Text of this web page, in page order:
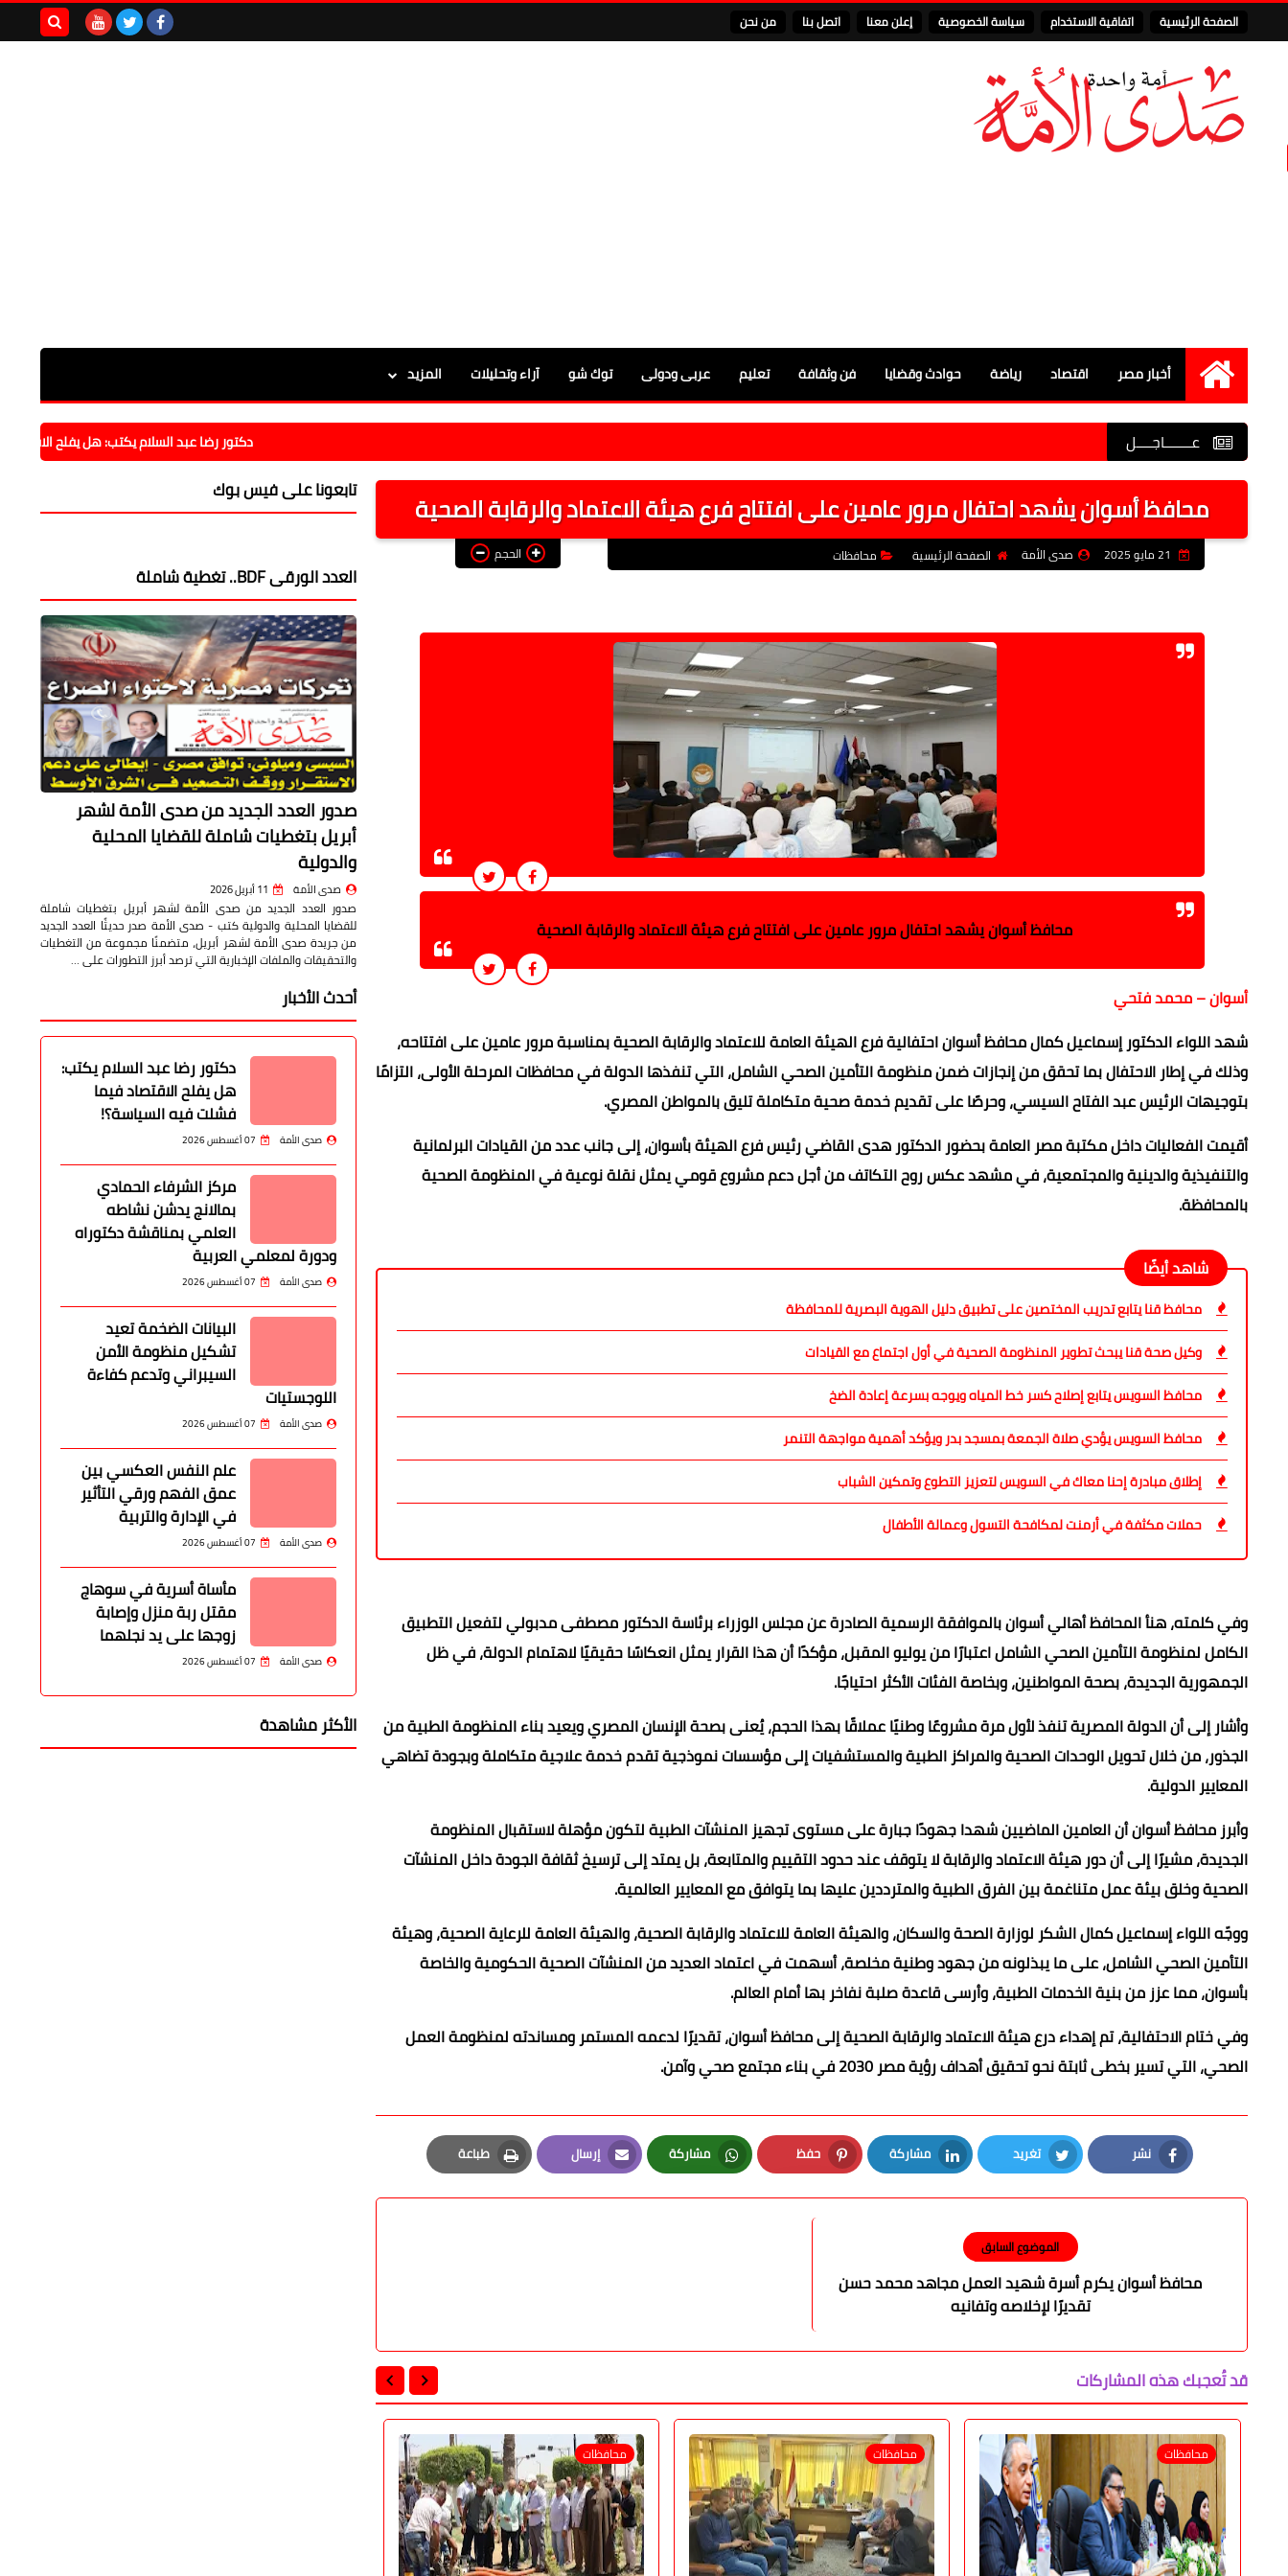
الصفحة الرئيسية اتفاقية الاستخدام سياسة الخصوصية إعلن معنا اتصل بنا من نحن
الرئيسية
أخبار مصر اقتصاد رياضة حوادث وقضايا فن وثقافة تعليم عربى ودولى توك شو آراء وتحليلات المزيد
عـــــــاجــــل دكتور رضا عبد السلام يكتب: هل يفلح الاقتصاد فيما
محافظ أسوان يشهد احتفال مرور عامين على افتتاح فرع هيئة الاعتماد والرقابة الصحية
صدى الأمة الصفحة الرئيسية محافظات الحجم
محافظ أسوان يشهد احتفال مرور عامين على افتتاح فرع هيئة الاعتماد والرقابة الصحية
أسوان – محمد فتحي
شهد اللواء الدكتور إسماعيل كمال محافظ أسوان احتفالية فرع الهيئة العامة للاعتماد والرقابة الصحية بمناسبة مرور عامين على افتتاحه،
وذلك في إطار الاحتفال بما تحقق من إنجازات ضمن منظومة التأمين الصحي الشامل، التي تنفذها الدولة في محافظات المرحلة الأولى، التزامًا
بتوجيهات الرئيس عبد الفتاح السيسي، وحرصًا على تقديم خدمة صحية متكاملة تليق بالمواطن المصري.
أقيمت الفعاليات داخل مكتبة مصر العامة بحضور الدكتور هدى القاضي رئيس فرع الهيئة بأسوان، إلى جانب عدد من القيادات البرلمانية
والتنفيذية والدينية والمجتمعية، في مشهد عكس روح التكاتف من أجل دعم مشروع قومي يمثل نقلة نوعية في المنظومة الصحية
بالمحافظة.
شاهد أيضًا
محافظ قنا يتابع تدريب المختصين على تطبيق دليل الهوية البصرية للمحافظة
وكيل صحة قنا يبحث تطوير المنظومة الصحية في أول اجتماع مع القيادات
محافظ السويس يتابع إصلاح كسر خط المياه ويوجه بسرعة إعادة الضخ
محافظ السويس يؤدي صلاة الجمعة بمسجد بدر ويؤكد أهمية مواجهة التنمر
إطلاق مبادرة إحنا معاك في السويس لتعزيز التطوع وتمكين الشباب
حملات مكثفة في أرمنت لمكافحة التسول وعمالة الأطفال
وفي كلمته، هنأ المحافظ أهالي أسوان بالموافقة الرسمية الصادرة عن مجلس الوزراء برئاسة الدكتور مصطفى مدبولي لتفعيل التطبيق
الكامل لمنظومة التأمين الصحي الشامل اعتبارًا من يوليو المقبل، مؤكدًا أن هذا القرار يمثل انعكاسًا حقيقيًا لاهتمام الدولة، في ظل
الجمهورية الجديدة، بصحة المواطنين، وبخاصة الفئات الأكثر احتياجًا.
وأشار إلى أن الدولة المصرية تنفذ لأول مرة مشروعًا وطنيًا عملاقًا بهذا الحجم، يُعنى بصحة الإنسان المصري ويعيد بناء المنظومة الطبية من
الجذور، من خلال تحويل الوحدات الصحية والمراكز الطبية والمستشفيات إلى مؤسسات نموذجية تقدم خدمة علاجية متكاملة وبجودة تضاهي
المعايير الدولية.
وأبرز محافظ أسوان أن العامين الماضيين شهدا جهودًا جبارة على مستوى تجهيز المنشآت الطبية لتكون مؤهلة لاستقبال المنظومة
الجديدة، مشيرًا إلى أن دور هيئة الاعتماد والرقابة لا يتوقف عند حدود التقييم والمتابعة، بل يمتد إلى ترسيخ ثقافة الجودة داخل المنشآت
الصحية وخلق بيئة عمل متناغمة بين الفرق الطبية والمترددين عليها بما يتوافق مع المعايير العالمية.
ووجّه اللواء إسماعيل كمال الشكر لوزارة الصحة والسكان، والهيئة العامة للاعتماد والرقابة الصحية، والهيئة العامة للرعاية الصحية، وهيئة
التأمين الصحي الشامل، على ما يبذلونه من جهود وطنية مخلصة، أسهمت في اعتماد العديد من المنشآت الصحية الحكومية والخاصة
بأسوان، مما عزز من بنية الخدمات الطبية، وأرسى قاعدة صلبة نفاخر بها أمام العالم.
وفي ختام الاحتفالية، تم إهداء درع هيئة الاعتماد والرقابة الصحية إلى محافظ أسوان، تقديرًا لدعمه المستمر ومساندته لمنظومة العمل
الصحي، التي تسير بخطى ثابتة نحو تحقيق أهداف رؤية مصر 2030 في بناء مجتمع صحي وآمن.
نشر
Facebook
تغريد
Twitter
مشاركة
LinkedIn
حفظ
Pinterest
مشاركة
Whatsapp
إرسال
Email
طباعة
Print
الموضوع السابق
محافظ أسوان يكرم أسرة شهيد العمل مجاهد محمد حسن
تقديرًا لإخلاصه وتفانيه
قد تُعجبك هذه المشاركات
محافظات محافظات محافظات
تابعونا على فيس بوك
العدد الورقى BDF.. تغطية شاملة
صدور العدد الجديد من صدى الأمة لشهر
أبريل بتغطيات شاملة للقضايا المحلية
والدولية
صدى الأمة 11 أبريل 2026
صدور العدد الجديد من صدى الأمة لشهر أبريل بتغطيات شاملة
للقضايا المحلية والدولية كتب - صدى الأمة صدر حديثًا العدد الجديد
من جريدة صدى الأمة لشهر أبريل، متضمنًا مجموعة من التغطيات
والتحقيقات والملفات الإخبارية التي ترصد أبرز التطورات على …
أحدث الأخبار
دكتور رضا عبد السلام يكتب:
هل يفلح الاقتصاد فيما
فشلت فيه السياسة؟!
صدى الأمة 07 أغسطس 2026
مركز الشرفاء الحمادي
بمالانج يدشن نشاطه
العلمي بمناقشة دكتوراه
ودورة لمعلمي العربية
صدى الأمة 07 أغسطس 2026
البيانات الضخمة تعيد
تشكيل منظومة الأمن
السيبراني وتدعم كفاءة
اللوجستيات
صدى الأمة 07 أغسطس 2026
علم النفس العكسي بين
عمق الفهم ورقي التأثير
في الإدارة والتربية
صدى الأمة 07 أغسطس 2026
مأساة أسرية في سوهاج
مقتل ربة منزل وإصابة
زوجها على يد نجلهما
صدى الأمة 07 أغسطس 2026
الأكثر مشاهدة